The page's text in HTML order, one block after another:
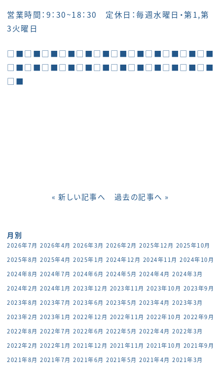
営業時間：9：30~18：30 定休日：毎週水曜日・第1,第
3火曜日
□■□■□■□■□■□■□■□■□■□■□■□■
□■□■□■□■□■□■□■□■□■□■□■□■
□■
« 新しい記事へ 過去の記事へ »
月別
2026年7月 2026年4月 2026年3月 2026年2月 2025年12月 2025年10月
2025年8月 2025年4月 2025年1月 2024年12月 2024年11月 2024年10月
2024年8月 2024年7月 2024年6月 2024年5月 2024年4月 2024年3月
2024年2月 2024年1月 2023年12月 2023年11月 2023年10月 2023年9月
2023年8月 2023年7月 2023年6月 2023年5月 2023年4月 2023年3月
2023年2月 2023年1月 2022年12月 2022年11月 2022年10月 2022年9月
2022年8月 2022年7月 2022年6月 2022年5月 2022年4月 2022年3月
2022年2月 2022年1月 2021年12月 2021年11月 2021年10月 2021年9月
2021年8月 2021年7月 2021年6月 2021年5月 2021年4月 2021年3月